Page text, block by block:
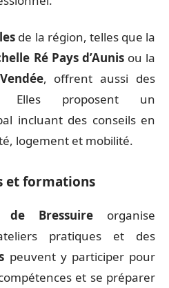
de la région, telles que la
Ré Pays d’Aunisou la
, offrent aussi des
Elles proposent un
incluant des conseils en
logement et mobilité.
et formations
de Bressuire organise
pratiques et des
peuvent y participer pour
et se préparer